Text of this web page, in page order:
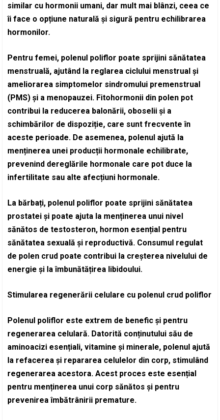
similar cu hormonii umani, dar mult mai blânzi, ceea ce
îi face o opțiune naturală și sigură pentru echilibrarea
hormonilor.
Pentru femei, polenul poliflor poate sprijini sănătatea
menstruală, ajutând la reglarea ciclului menstrual și
ameliorarea simptomelor sindromului premenstrual
(PMS) și a menopauzei. Fitohormonii din polen pot
contribui la reducerea balonării, oboselii și a
schimbărilor de dispoziție, care sunt frecvente în
aceste perioade. De asemenea, polenul ajută la
menținerea unei producții hormonale echilibrate,
prevenind dereglările hormonale care pot duce la
infertilitate sau alte afecțiuni hormonale.
La bărbați, polenul poliflor poate sprijini sănătatea
prostatei și poate ajuta la menținerea unui nivel
sănătos de testosteron, hormon esențial pentru
sănătatea sexuală și reproductivă. Consumul regulat
de polen crud poate contribui la creșterea nivelului de
energie și la îmbunătățirea libidoului.
Stimularea regenerării celulare cu polenul crud poliflor
Polenul poliflor este extrem de benefic și pentru
regenerarea celulară. Datorită conținutului său de
aminoacizi esențiali, vitamine și minerale, polenul ajută
la refacerea și repararea celulelor din corp, stimulând
regenerarea acestora. Acest proces este esențial
pentru menținerea unui corp sănătos și pentru
prevenirea îmbătrânirii premature.